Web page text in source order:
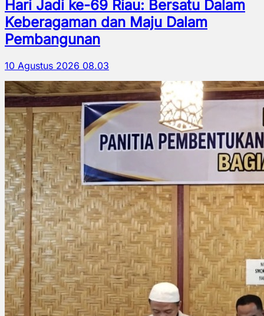
Hari Jadi ke-69 Riau: Bersatu Dalam
Keberagaman dan Maju Dalam
Pembangunan
10 Agustus 2026 08.03